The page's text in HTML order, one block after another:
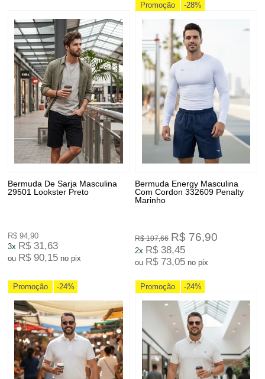
Bermuda De Sarja Masculina
29501 Lookster Preto
R$ 94,90
3x R$ 31,63
ou R$ 90,15 no pix
Promoção -28%
Bermuda Energy Masculina
Com Cordon 332609 Penalty
Marinho
R$ 107,66 R$ 76,90
2x R$ 38,45
ou R$ 73,05 no pix
Promoção -24% Promoção -24%